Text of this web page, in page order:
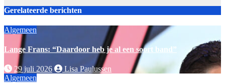
Gerelateerde berichten
Algemeen
Lange Frans: “Daardoor heb je al een soort band”
29 juli 2026
Lisa Paulussen
Algemeen